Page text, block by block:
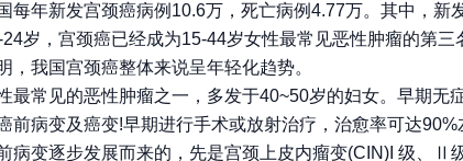
每年新发宫颈癌病例10.6万，死亡病例4.77万。其中，新
岁，宫颈癌已经成为15-44岁女性最常见恶性肿瘤的第三
，我国宫颈癌整体来说呈年轻化趋势。
最常见的恶性肿瘤之一，多发于40~50岁的妇女。早期无
前病变及癌变!早期进行手术或放射治疗，治愈率可达90%
病变逐步发展而来的，先是宫颈上皮内瘤变(CIN)I 级、Ⅱ